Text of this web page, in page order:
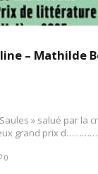
– Mathilde
» salué par la
grand prix
0